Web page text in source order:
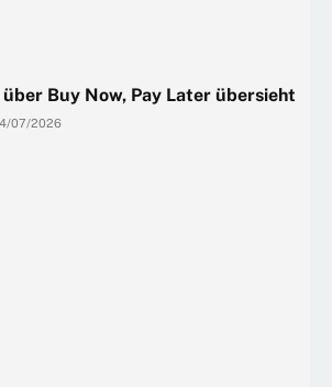
Buy Now, Pay Later übersieht
07/2026